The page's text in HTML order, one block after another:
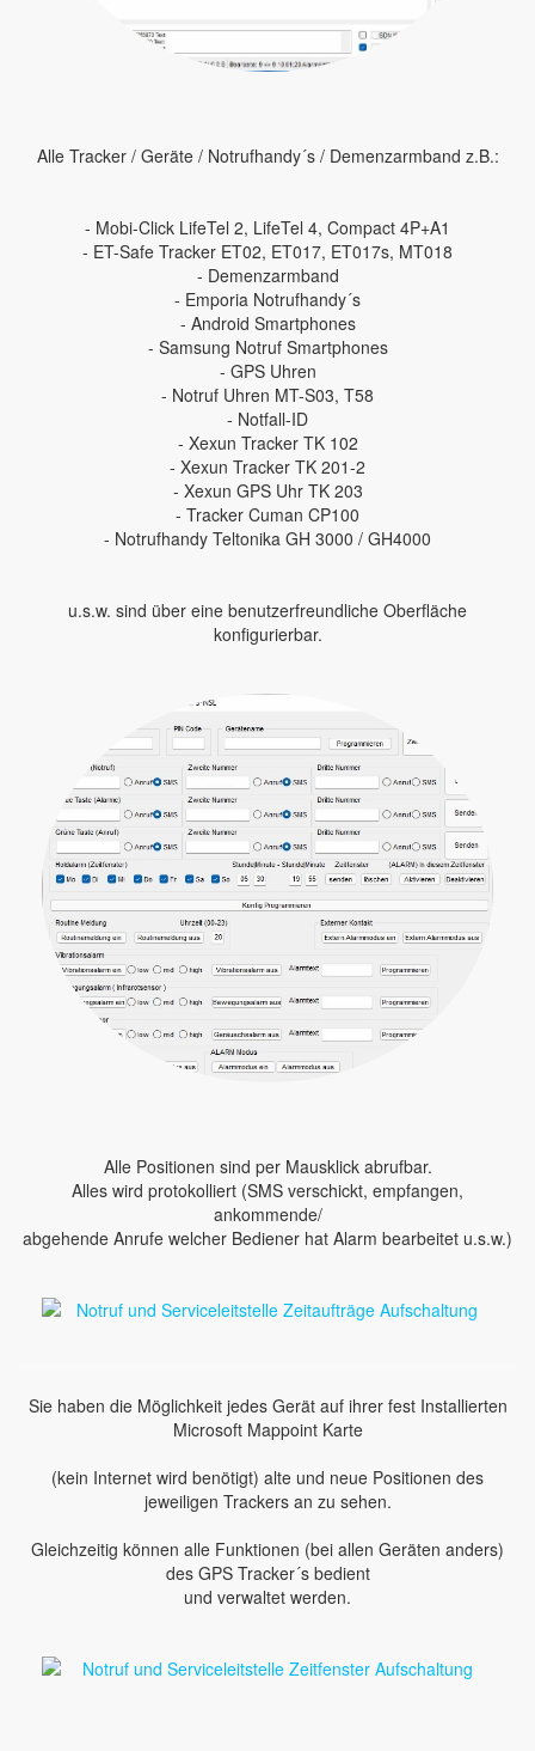
Alle Tracker / Geräte / Notrufhandy´s / Demenzarmband z.B.:
- Mobi-Click LifeTel 2, LifeTel 4, Compact 4P+A1
- ET-Safe Tracker ET02, ET017, ET017s, MT018
- Demenzarmband
- Emporia Notrufhandy´s
- Android Smartphones
- Samsung Notruf Smartphones
- GPS Uhren
- Notruf Uhren MT-S03, T58
- Notfall-ID
- Xexun Tracker TK 102
- Xexun Tracker TK 201-2
- Xexun GPS Uhr TK 203
- Tracker Cuman CP100
- Notrufhandy Teltonika GH 3000 / GH4000
u.s.w. sind über eine benutzerfreundliche Oberfläche
konfigurierbar.
Alle Positionen sind per Mausklick abrufbar.
Alles wird protokolliert (SMS verschickt, empfangen,
ankommende/
abgehende Anrufe welcher Bediener hat Alarm bearbeitet u.s.w.)
Sie haben die Möglichkeit jedes Gerät auf ihrer fest Installierten
Microsoft Mappoint Karte
(kein Internet wird benötigt) alte und neue Positionen des
jeweiligen Trackers an zu sehen.
Gleichzeitig können alle Funktionen (bei allen Geräten anders)
des GPS Tracker´s bedient
und verwaltet werden.